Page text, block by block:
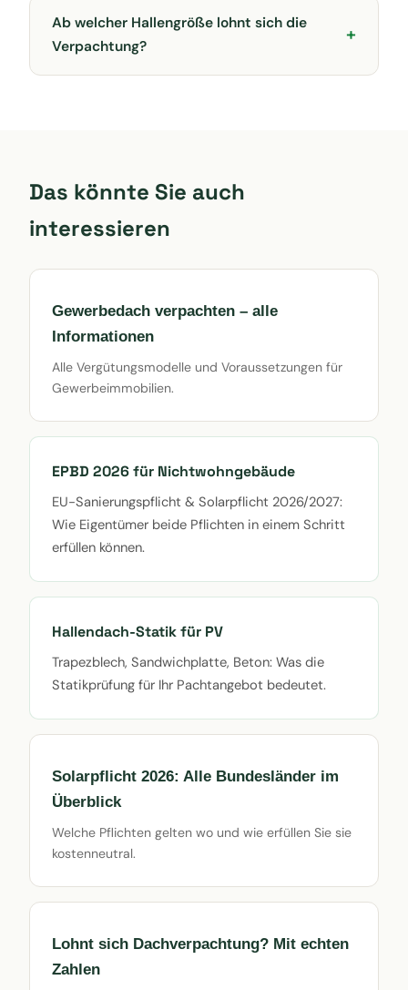
Ab welcher Hallengröße lohnt sich die
Verpachtung?
Das könnte Sie auch
interessieren
Gewerbedach verpachten – alle
Informationen
Alle Vergütungsmodelle und Voraussetzungen für
Gewerbeimmobilien.
EPBD 2026 für Nichtwohngebäude
EU-Sanierungspflicht & Solarpflicht 2026/2027:
Wie Eigentümer beide Pflichten in einem Schritt
erfüllen können.
Hallendach-Statik für PV
Trapezblech, Sandwichplatte, Beton: Was die
Statikprüfung für Ihr Pachtangebot bedeutet.
Solarpflicht 2026: Alle Bundesländer im
Überblick
Welche Pflichten gelten wo und wie erfüllen Sie sie
kostenneutral.
Lohnt sich Dachverpachtung? Mit echten
Zahlen